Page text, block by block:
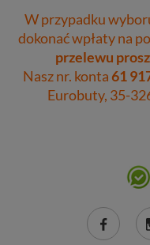
W przypadku
dokonać wpłaty na
przelewu
Nasz nr. konta61
Eurobuty, 35-